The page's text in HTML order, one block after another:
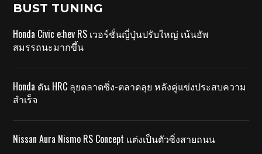
BUST TUNING
Honda Civic e:hev RS เวอร์ชั่นญี่ปุ่นปรับใหญ่ เน้นอัพ
สมรรถนะมากขึ้น
Honda ดัน HRC ลุยตลาดซิ่ง-ตลาดลุย หลังคู่แข่งประสบความ
สำเร็จ
Nissan Aura Nismo RS Concept แต่งเป็นตัวซิ่งสายถนน